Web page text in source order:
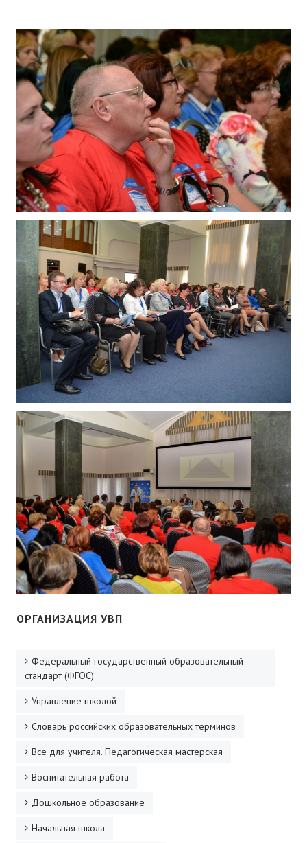
ОРГАНИЗАЦИЯ УВП
Федеральный государственный образовательный
стандарт (ФГОС)
Управление школой
Словарь российских образовательных терминов
Все для учителя. Педагогическая мастерская
Воспитательная работа
Дошкольное образование
Начальная школа